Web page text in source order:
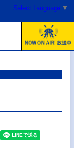
Select Language ▼